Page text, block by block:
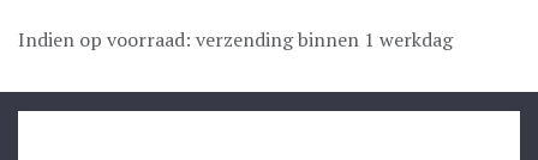
Indien op voorraad: verzending binnen 1 werkdag